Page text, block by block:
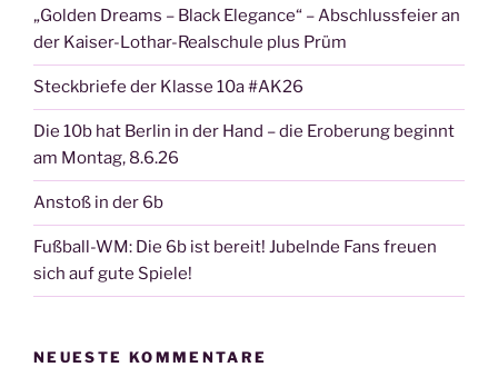
„Golden Dreams – Black Elegance“ – Abschlussfeier an
der Kaiser-Lothar-Realschule plus Prüm
Steckbriefe der Klasse 10a #AK26
Die 10b hat Berlin in der Hand – die Eroberung beginnt
am Montag, 8.6.26
Anstoß in der 6b
Fußball-WM: Die 6b ist bereit! Jubelnde Fans freuen
sich auf gute Spiele!
NEUESTE KOMMENTARE